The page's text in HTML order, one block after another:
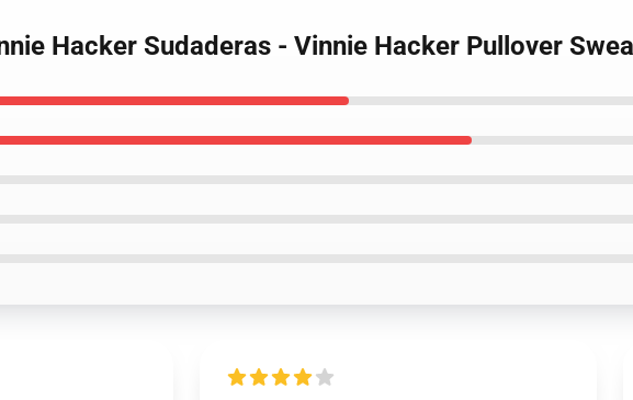
Hacker Sudaderas - Vinnie Hacker Pullover